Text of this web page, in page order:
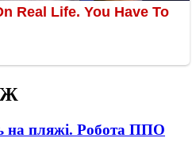
на пляжі. Робота ППО